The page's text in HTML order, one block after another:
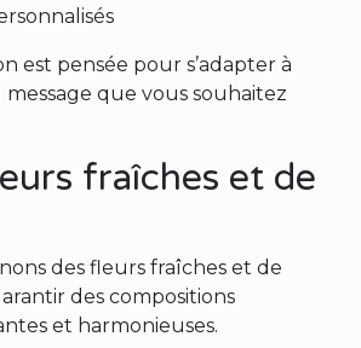
est pensée pour s’adapter à
message que vous souhaitez
fraîches et de
des fleurs fraîches et de
des compositions
et harmonieuses.